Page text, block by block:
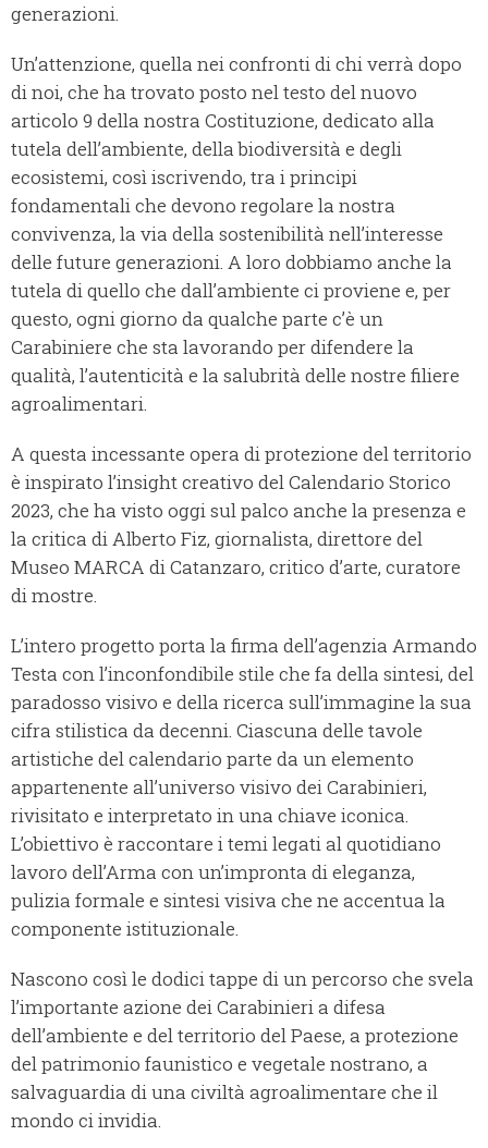
generazioni.
Un’attenzione, quella nei confronti di chi verrà dopo
di noi, che ha trovato posto nel testo del nuovo
articolo 9 della nostra Costituzione, dedicato alla
tutela dell’ambiente, della biodiversità e degli
ecosistemi, così iscrivendo, tra i principi
fondamentali che devono regolare la nostra
convivenza, la via della sostenibilità nell’interesse
delle future generazioni. A loro dobbiamo anche la
tutela di quello che dall’ambiente ci proviene e, per
questo, ogni giorno da qualche parte c’è un
Carabiniere che sta lavorando per difendere la
qualità, l’autenticità e la salubrità delle nostre filiere
agroalimentari.
A questa incessante opera di protezione del territorio
è inspirato l’insight creativo del Calendario Storico
2023, che ha visto oggi sul palco anche la presenza e
la critica di Alberto Fiz, giornalista, direttore del
Museo MARCA di Catanzaro, critico d’arte, curatore
di mostre.
L’intero progetto porta la firma dell’agenzia Armando
Testa con l’inconfondibile stile che fa della sintesi, del
paradosso visivo e della ricerca sull’immagine la sua
cifra stilistica da decenni. Ciascuna delle tavole
artistiche del calendario parte da un elemento
appartenente all’universo visivo dei Carabinieri,
rivisitato e interpretato in una chiave iconica.
L’obiettivo è raccontare i temi legati al quotidiano
lavoro dell’Arma con un’impronta di eleganza,
pulizia formale e sintesi visiva che ne accentua la
componente istituzionale.
Nascono così le dodici tappe di un percorso che svela
l’importante azione dei Carabinieri a difesa
dell’ambiente e del territorio del Paese, a protezione
del patrimonio faunistico e vegetale nostrano, a
salvaguardia di una civiltà agroalimentare che il
mondo ci invidia.